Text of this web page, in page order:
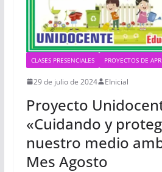
CLASES PRESENCIALES PROYECTOS DE
29 de julio de 2024 EInicial
Proyecto
«Cuidando y
nuestro medio
Mes Agosto